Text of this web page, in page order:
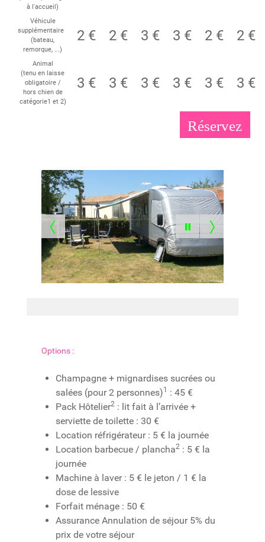
à l'accueil)
Véhicule
supplémentaire
(bateau,
remorque, ...)
2 € 2 € 3 € 3 € 2 € 2 €
Animal
(tenu en laisse
obligatoire /
hors chien de
catégorie1 et 2)
3 € 3 € 3 € 3 € 3 € 3 €
Réservez
Options :
Champagne + mignardises sucrées ou
salées (pour 2 personnes)1
: 45 €
Pack Hôtelier2: lit fait à l’arrivée +
serviette de toilette : 30 €
Location réfrigérateur : 5 € la journée
Location barbecue / plancha2: 5 € la
journée
Machine à laver : 5 € le jeton / 1 € la
dose de lessive
Forfait ménage : 50 €
Assurance Annulation de séjour 5% du
prix de votre séjour